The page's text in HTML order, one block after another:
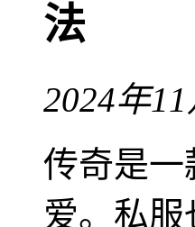
法
2024年
传奇是一
爱。私